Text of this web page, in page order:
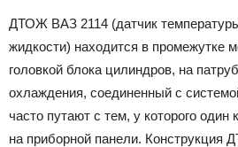
ДТОЖ ВАЗ 2114 (датчик
жидкости) находится в промежутке
головкой блока цилиндров, на
охлаждения, соединенный с
часто путают с тем, у которого один
на приборной панели. Конструкция